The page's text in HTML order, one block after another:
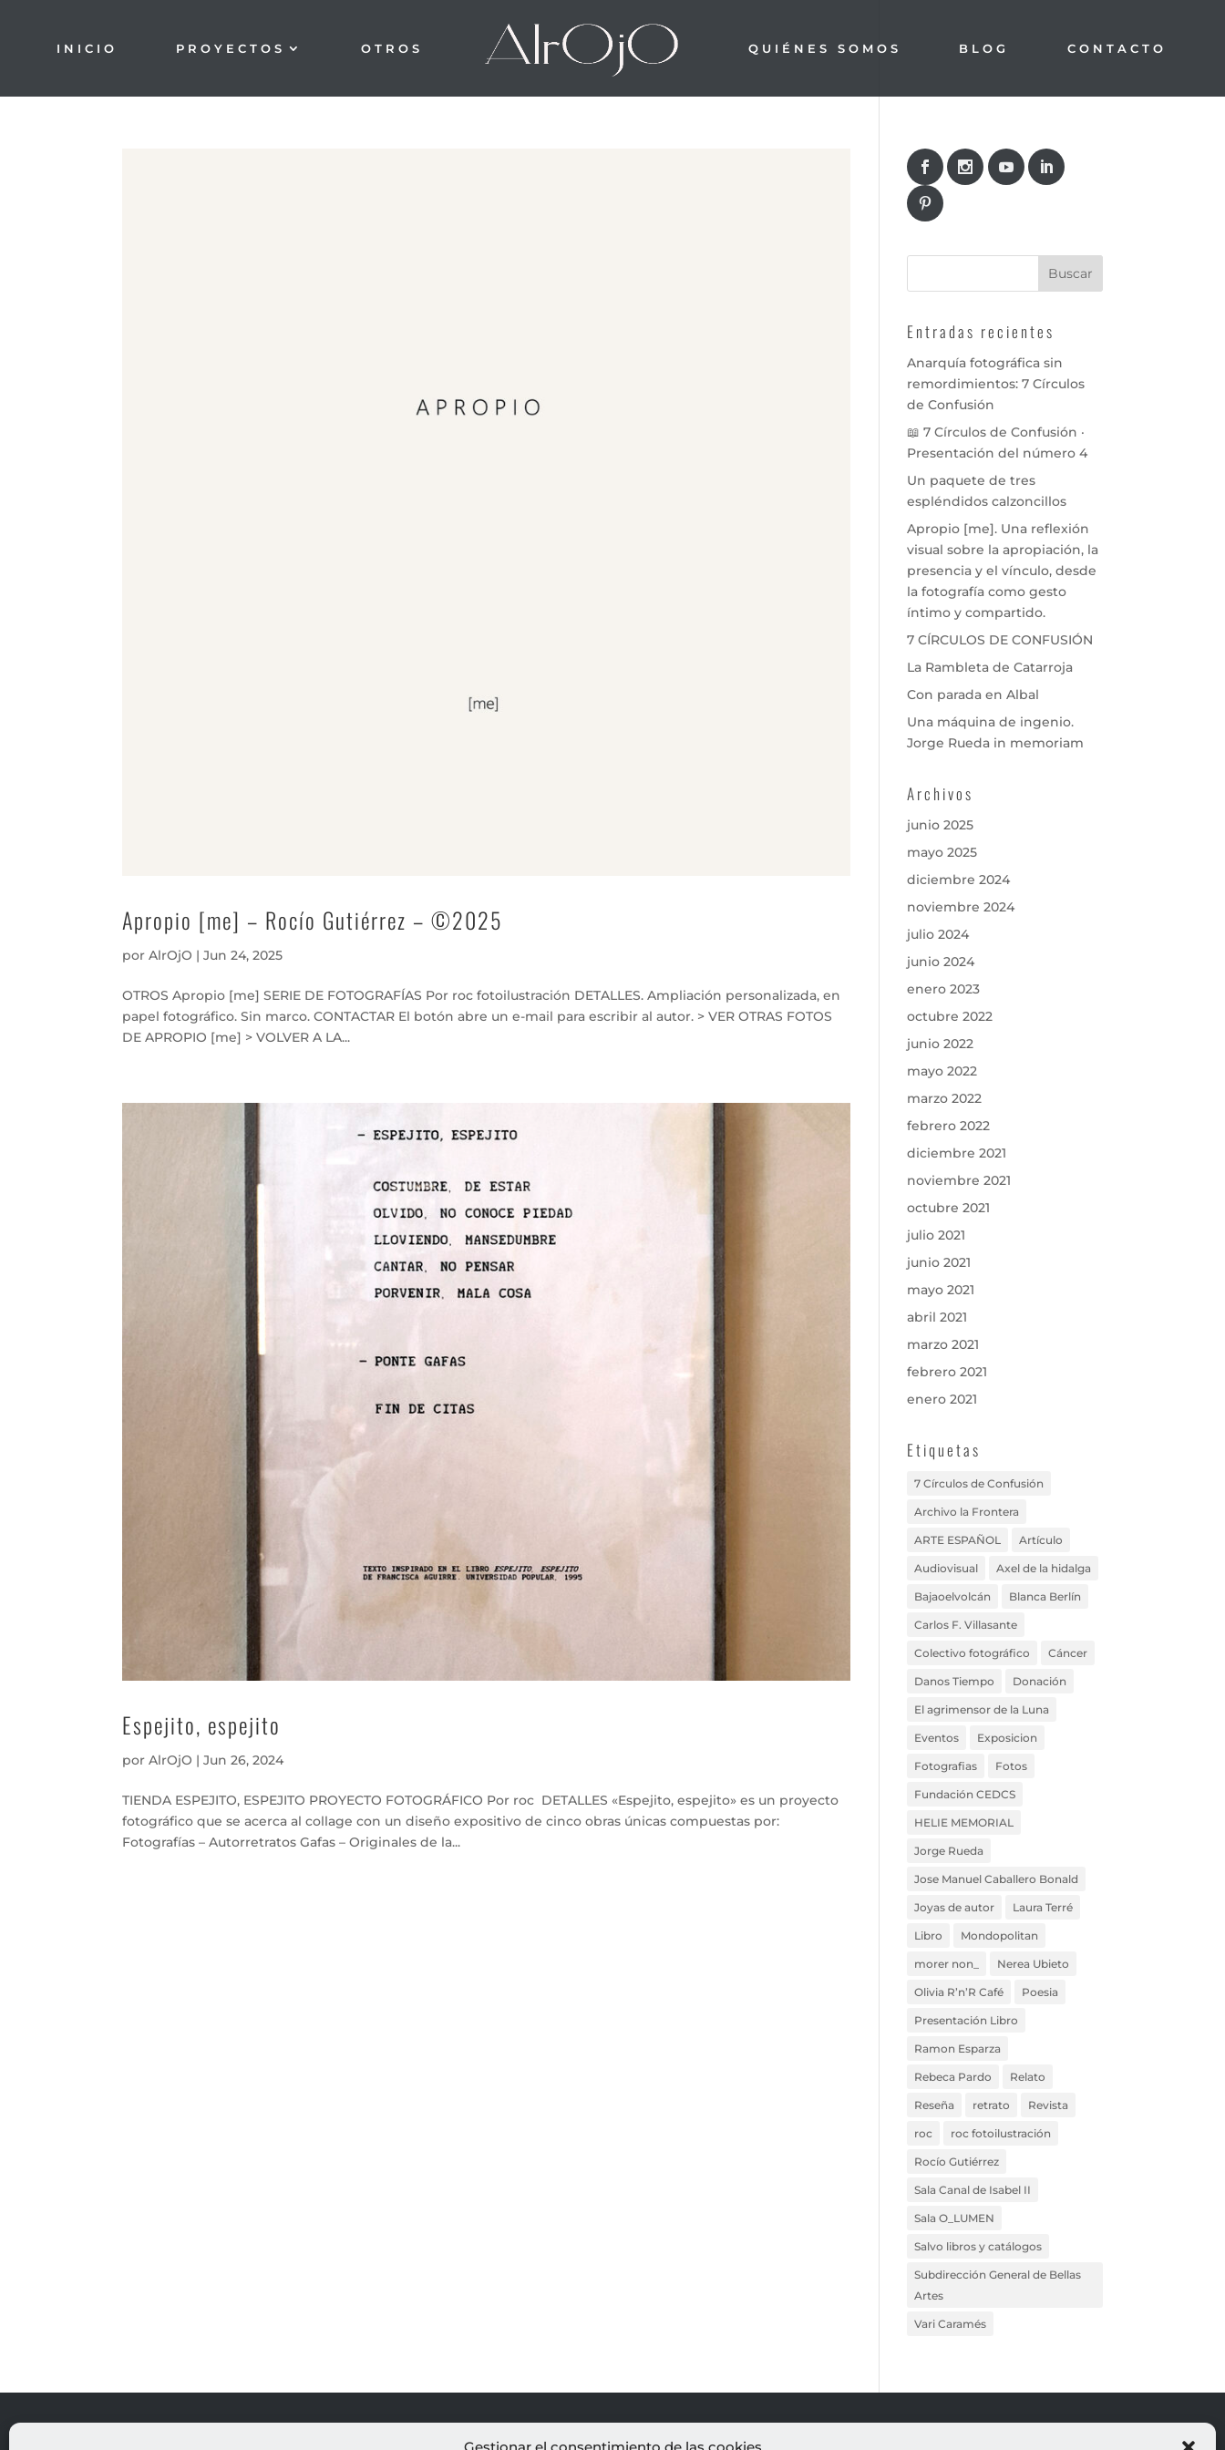
INICIO PROYECTOS OTROS QUIÉNES SOMOS BLOG CONTACTO
Apropio [me] – Rocío Gutiérrez – ©2025
porAlrOjO |Jun 24, 2025
OTROS Apropio [me] SERIE DE FOTOGRAFÍAS Por roc fotoilustración DETALLES. Ampliación personalizada, en
papel fotográfico. Sin marco. CONTACTAR El botón abre un e-mail para escribir al autor. > VER OTRAS FOTOS
DE APROPIO [me] > VOLVER A LA...
Espejito, espejito
porAlrOjO |Jun 26, 2024
TIENDA ESPEJITO, ESPEJITO PROYECTO FOTOGRÁFICO Por roc DETALLES «Espejito, espejito» es un proyecto
fotográfico que se acerca al collage con un diseño expositivo de cinco obras únicas compuestas por:
Fotografías – Autorretratos Gafas – Originales de la...
Entradas recientes
Anarquía fotográfica sin
remordimientos: 7 Círculos
de Confusión
📖 7 Círculos de Confusión ·
Presentación del número 4
Un paquete de tres
espléndidos calzoncillos
Apropio [me]. Una reflexión
visual sobre la apropiación, la
presencia y el vínculo, desde
la fotografía como gesto
íntimo y compartido.
7 CÍRCULOS DE CONFUSIÓN
La Rambleta de Catarroja
Con parada en Albal
Una máquina de ingenio.
Jorge Rueda in memoriam
Archivos
junio 2025
mayo 2025
diciembre 2024
noviembre 2024
julio 2024
junio 2024
enero 2023
octubre 2022
junio 2022
mayo 2022
marzo 2022
febrero 2022
diciembre 2021
noviembre 2021
octubre 2021
julio 2021
junio 2021
mayo 2021
abril 2021
marzo 2021
febrero 2021
enero 2021
Etiquetas
7 Círculos de Confusión
Archivo la Frontera
ARTE ESPAÑOL Artículo
Audiovisual Axel de la hidalga
Bajaoelvolcán Blanca Berlín
Carlos F. Villasante
Colectivo fotográfico Cáncer
Danos Tiempo Donación
El agrimensor de la Luna
Eventos Exposicion
Fotografias Fotos
Fundación CEDCS
HELIE MEMORIAL
Jorge Rueda
Jose Manuel Caballero Bonald
Joyas de autor Laura Terré
Libro Mondopolitan
morer non_ Nerea Ubieto
Olivia R’n’R Café Poesia
Presentación Libro
Ramon Esparza
Rebeca Pardo Relato
Reseña retrato Revista
roc roc fotoilustración
Rocío Gutiérrez
Sala Canal de Isabel II
Sala O_LUMEN
Salvo libros y catálogos
Subdirección General de Bellas
Artes
Vari Caramés
PROYECTOS